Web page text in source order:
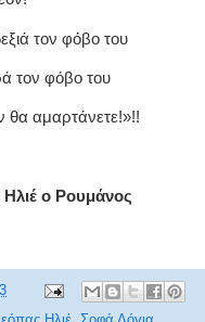
τον φόβο του
τον φόβο του
θα αμαρτάνετε!»!!
ο Ρουμάνος